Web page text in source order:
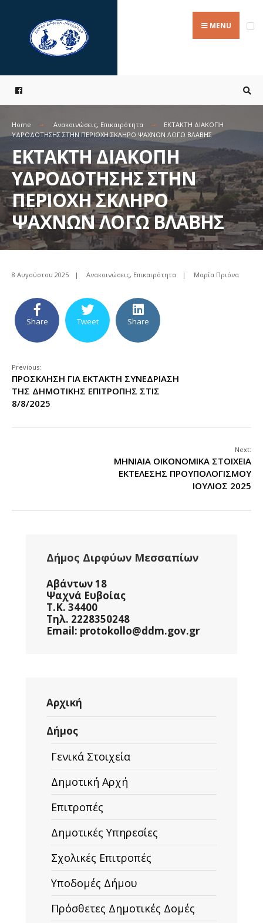
content
MENU
Home Ανακοινώσεις, Επικαιρότητα
ΕΚΤΑΚΤΗ ΔΙΑΚΟΠΗ
ΥΔΡΟΔΟΤΗΣΗΣ ΣΤΗΝ ΠΕΡΙΟΧΗ ΣΚΛΗΡΟ ΨΑΧΝΩΝ ΛΟΓΩ ΒΛΑΒΗΣ
ΕΚΤΑΚΤΗ ΔΙΑΚΟΠΗ
ΥΔΡΟΔΟΤΗΣΗΣ ΣΤΗΝ
ΠΕΡΙΟΧΗ ΣΚΛΗΡΟ
ΨΑΧΝΩΝ ΛΟΓΩ ΒΛΑΒΗΣ
8 Αυγούστου 2025 | Ανακοινώσεις, Επικαιρότητα | Μαρία Πριόνα
Share Tweet Share
Previous:
ΠΡΟΣΚΛΗΣΗ ΓΙΑ ΕΚΤΑΚΤΗ ΣΥΝΕΔΡΙΑΣΗ
ΤΗΣ ΔΗΜΟΤΙΚΗΣ ΕΠΙΤΡΟΠΗΣ ΣΤΙΣ
8/8/2025
Next:
ΜΗΝΙΑΙΑ ΟΙΚΟΝΟΜΙΚΑ ΣΤΟΙΧΕΙΑ
ΕΚΤΕΛΕΣΗΣ ΠΡΟΥΠΟΛΟΓΙΣΜΟΥ
ΙΟΥΛΙΟΣ 2025
Δήμος Διρφύων Μεσσαπίων
Αβάντων 18
Ψαχνά Ευβοίας
Τ.Κ. 34400
Τηλ. 2228350248
Email: protokollo@ddm.gov.gr
Αρχική
Δήμος
Γενικά Στοιχεία
Δημοτική Αρχή
Επιτροπές
Δημοτικές Υπηρεσίες
Σχολικές Επιτροπές
Υποδομές Δήμου
Πρόσθετες Δημοτικές Δομές
for: